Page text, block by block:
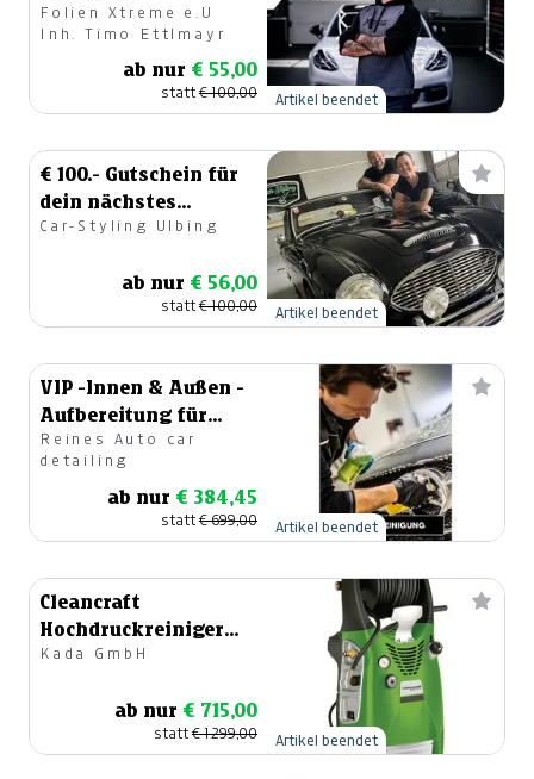
Folien Xtreme e.U
Inh. Timo Ettlmayr
ab nur € 55,00
statt€ 100,00 Artikel beendet
€ 100.- Gutschein für
dein nächstes
Carstyling!
Car-Styling Ulbing
ab nur € 56,00
statt€ 100,00 Artikel beendet
VIP -Innen & Außen -
Aufbereitung für
dunkle
Fahrzeugfarben
Reines Auto car
detailing
ab nur € 384,45
statt€ 699,00 Artikel beendet
Cleancraft
Hochdruckreiniger
HDR-K-77-18.
Kada GmbH
ab nur € 715,00
statt€ 1.299,00 Artikel beendet